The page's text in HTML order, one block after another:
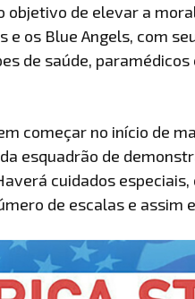
objetivo de elevar a
e os Blue Angels, com
de saúde,
começar no início de
esquadrão de
cuidados
de escalas e assim